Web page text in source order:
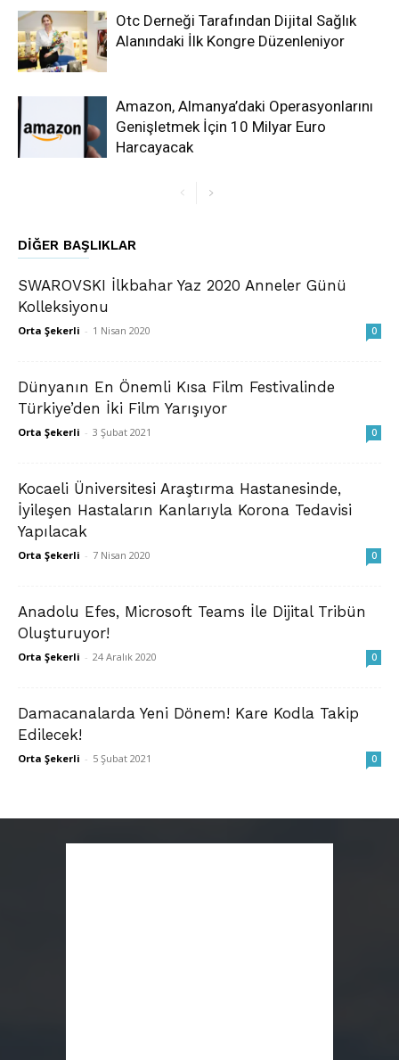
Otc Derneği Tarafından Dijital Sağlık
Alanındaki İlk Kongre Düzenleniyor
Amazon, Almanya’daki Operasyonlarını
Genişletmek İçin 10 Milyar Euro
Harcayacak
DIĞER BAŞLIKLAR
SWAROVSKI İlkbahar Yaz 2020 Anneler Günü
Kolleksiyonu
Orta Şekerli - 1 Nisan 2020 0
Dünyanın En Önemli Kısa Film Festivalinde
Türkiye’den İki Film Yarışıyor
Orta Şekerli - 3 Şubat 2021 0
Kocaeli Üniversitesi Araştırma Hastanesinde,
İyileşen Hastaların Kanlarıyla Korona Tedavisi
Yapılacak
Orta Şekerli - 7 Nisan 2020 0
Anadolu Efes, Microsoft Teams İle Dijital Tribün
Oluşturuyor!
Orta Şekerli - 24 Aralık 2020 0
Damacanalarda Yeni Dönem! Kare Kodla Takip
Edilecek!
Orta Şekerli - 5 Şubat 2021 0